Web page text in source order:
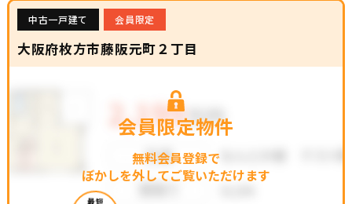
中古一戸建て 会員限定
大阪府枚方市藤阪元町２丁目
会員限定物件
無料会員登録で
ぼかしを外してご覧いただけます
最短